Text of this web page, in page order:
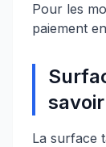
Pour les
paiement
savoir
La surface